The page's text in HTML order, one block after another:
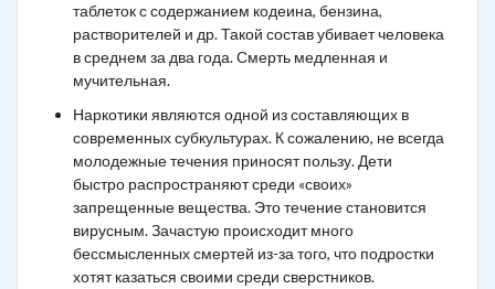
таблеток с содержанием кодеина, бензина,
растворителей и др. Такой состав убивает человека
в среднем за два года. Смерть медленная и
мучительная.
Наркотики являются одной из составляющих в
современных субкультурах. К сожалению, не всегда
молодежные течения приносят пользу. Дети
быстро распространяют среди «своих»
запрещенные вещества. Это течение становится
вирусным. Зачастую происходит много
бессмысленных смертей из-за того, что подростки
хотят казаться своими среди сверстников.